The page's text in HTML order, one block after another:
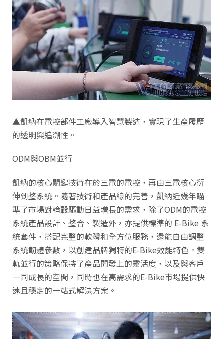
▲凱納在電控部件工廠導入智慧製造，實現了生產履歷
的透明與追溯性。
ODM與OBM並行
凱納的核心關鍵技術在於三電的電控，再由三電核心衍
伸到整系統。隨著技術和產品線的完善，凱納近幾年瞄
準了市場對輪轂驅動日益增長的需求，除了ODM的電控
系統產品設計、整合、製造外，亦提供標準的 E-Bike 系
統套件，搭配完整的軟體和全方位服務，還能自由調整
系統韌體參數，以創建品牌獨特的E-Bike效能特色。雙
軌並行的策略保持了產品開發上的靈活度，以及與客戶
一同成長的空間，同時也在高需求的E-Bike市場提供快
速且穩定的一站式解決方案。